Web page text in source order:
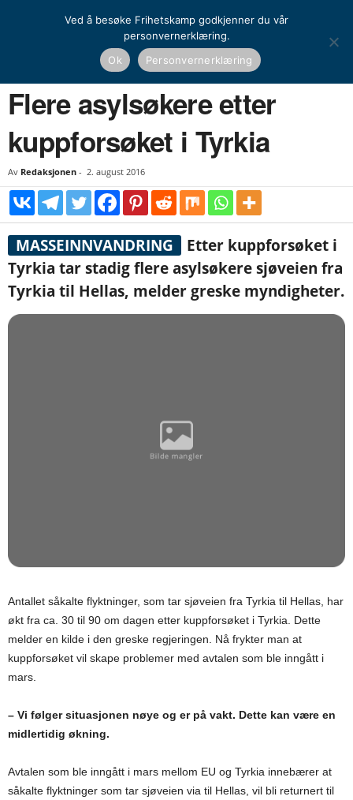
Flere asylsøkere etter kuppforsøket i Tyrkia
Flere asylsøkere etter
kuppforsøket i Tyrkia
Av Redaksjonen - 2. august 2016
MASSEINNVANDRING
Etter kuppforsøket i
Tyrkia tar stadig flere asylsøkere sjøveien fra
Tyrkia til Hellas, melder greske myndigheter.
Antallet såkalte flyktninger, som tar sjøveien fra Tyrkia til Hellas, har
økt fra ca. 30 til 90 om dagen etter kuppforsøket i Tyrkia. Dette
melder en kilde i den greske regjeringen. Nå frykter man at
kuppforsøket vil skape problemer med avtalen som ble inngått i
mars.
– Vi følger situasjonen nøye og er på vakt. Dette kan være en
midlertidig økning.
Avtalen som ble inngått i mars mellom EU og Tyrkia innebærer at
såkalte flyktninger som tar sjøveien via til Hellas, vil bli returnert til
Ved å besøke Frihetskamp godkjenner du vår
personvernerklæring.
Ok
Personvernerklæring